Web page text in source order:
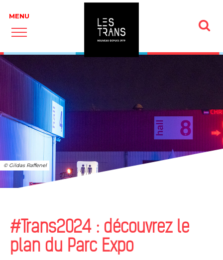
© Gildas Raffenel
#Trans2024 : découvrez le
plan du Parc Expo